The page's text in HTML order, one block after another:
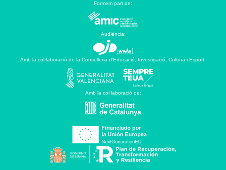
Formem part de:
Audiència:
Amb la col·laboració de la Conselleria d’Educació, Investigació, Cultura i Esport:
Amb la col·laboració de: